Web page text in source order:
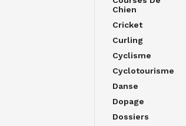
Chien
Cricket
Curling
Cyclisme
Cyclotourisme
Danse
Dopage
Dossiers